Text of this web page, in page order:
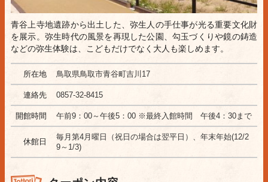
青谷上寺地遺跡から出土した、弥生人の手仕事が光る重要文化財
を展示。弥生時代の風景を再現した公園、勾玉づくりや鏡の鋳造
などの弥生体験は、こどもだけでなく大人も楽しめます。
所在地 鳥取県鳥取市青谷町吉川17
連絡先 0857-32-8415
開館時間 午前9：00～午後5：00 ※最終入館時間 午後4：30まで
休館日
毎月第4月曜日（祝日の場合は翌平日）、年末年始(12/2
9～1/3)